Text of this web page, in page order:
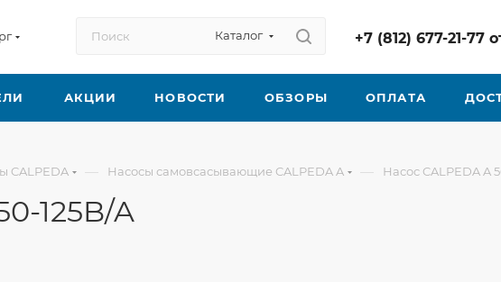
Каталог +7 (812) 677-21-77
АКЦИИ НОВОСТИ ОБЗОРЫ ОПЛАТА
CALPEDA — Насосы самовсасывающие CALPEDA A — Насос CALPEDA A
125B/A